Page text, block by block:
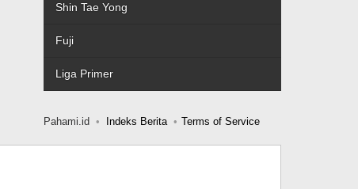
Shin Tae Yong
Fuji
Liga Primer
Pahami.id Indeks Berita Terms of Service